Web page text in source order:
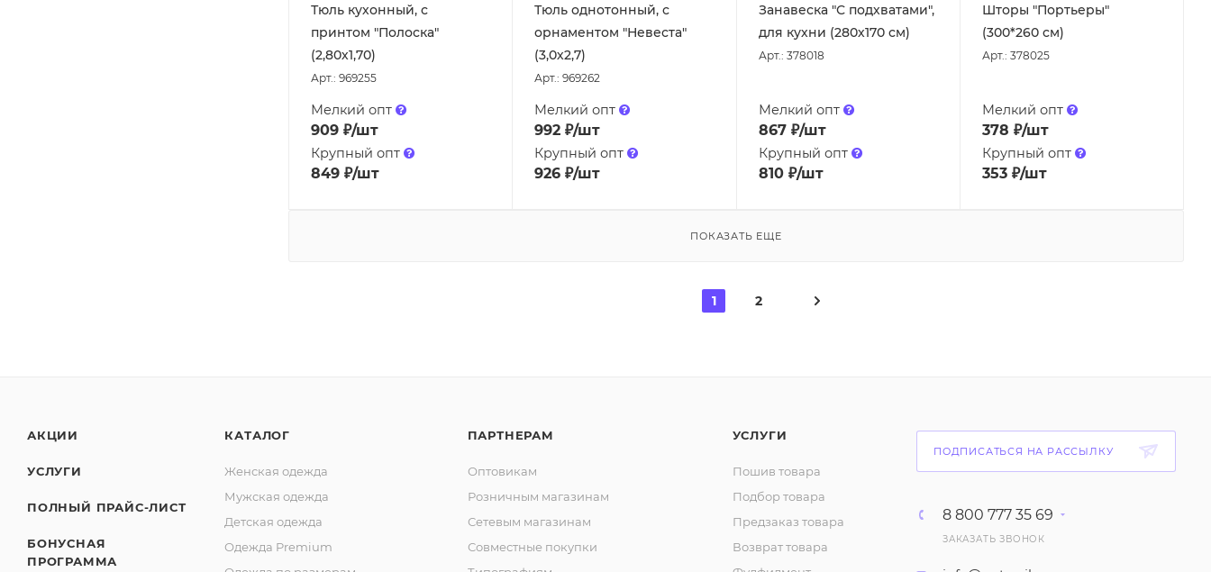
Тюль кухонный, с
принтом "Полоска"
(2,80х1,70)
Арт.: 969255
Мелкий опт
909 ₽/шт
Крупный опт
849 ₽/шт
Тюль однотонный, с
орнаментом "Невеста"
(3,0х2,7)
Арт.: 969262
Мелкий опт
992 ₽/шт
Крупный опт
926 ₽/шт
Занавеска "С подхватами",
для кухни (280х170 см)
Арт.: 378018
Мелкий опт
867₽/шт
Крупный опт
810₽/шт
Шторы "Портьеры"
(300*260 см)
Арт.: 378025
Мелкий опт
378 ₽/шт
Крупный опт
353₽/шт
ПОКАЗАТЬ ЕЩЕ
1 2
АКЦИИ
УСЛУГИ
ПОЛНЫЙ ПРАЙС-ЛИСТ
БОНУСНАЯ
ПРОГРАММА
КАТАЛОГ
Женская одежда
Мужская одежда
Детская одежда
Одежда Premium
ПАРТНЕРАМ
Оптовикам
Розничным магазинам
Сетевым магазинам
Совместные покупки
УСЛУГИ
Пошив товара
Подбор товара
Предзаказ товара
Возврат товара
ПОДПИСАТЬСЯ НА РАССЫЛКУ
8 800 777 35 69
ЗАКАЗАТЬ ЗВОНОК